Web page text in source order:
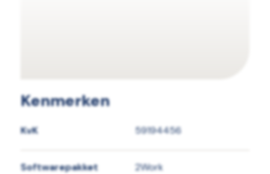
Kenmerken
KvK 59194456
Softwarepakket 2Work